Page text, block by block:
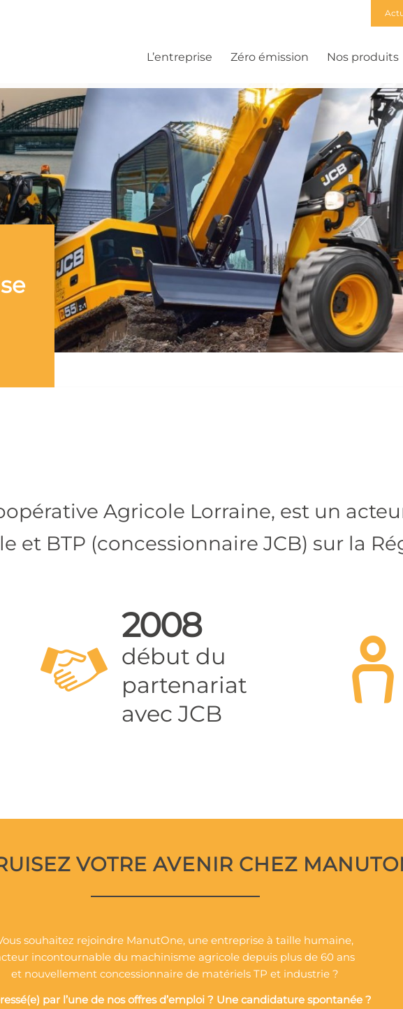
L’entreprise Zéro émission Nos produits
Agricole Lorraine, est un
et BTP (concessionnaire JCB) sur la
2008
début du
partenariat
avec JCB
VOTRE AVENIR CHEZ
souhaitez rejoindre ManutOne, une entreprise à taille humaine,
incontournable du machinisme agricole depuis plus de 60 ans
et nouvellement concessionnaire de matériels TP et industrie ?
par l’une de nos offres d’emploi ? Une candidature spontanée ?